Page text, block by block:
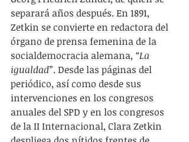
separará años después. En 1891,
Zetkin se convierte en redactora del
órgano de prensa femenina de la
socialdemocracia alemana, “La
igualdad”. Desde las páginas del
periódico, así como desde sus
intervenciones en los congresos
anuales del SPD y en los congresos
de la II Internacional, Clara Zetkin